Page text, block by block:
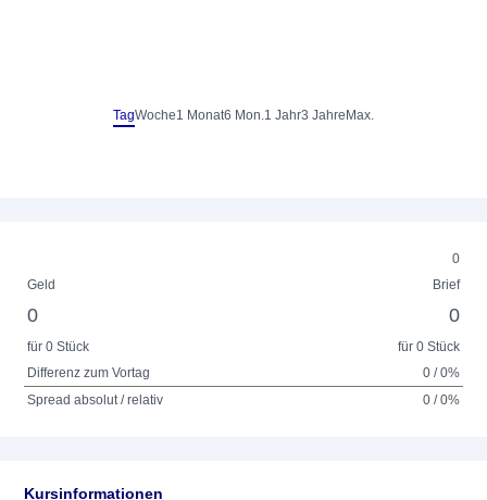
TagWoche1 Monat6 Mon.1 Jahr3 Jahre Max.
0
Geld
Brief
0 0
für 0 Stück
für 0 Stück
Differenz zum Vortag
0 / 0%
Spread absolut / relativ
0 / 0%
Kursinformationen